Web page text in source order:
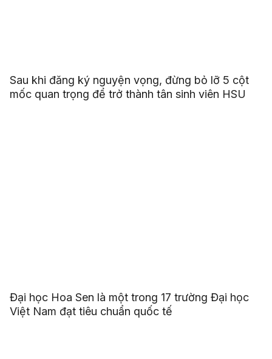
Sau khi đăng ký nguyện vọng, đừng bỏ lỡ 5 cột
mốc quan trọng để trở thành tân sinh viên HSU
Đại học Hoa Sen là một trong 17 trường Đại học
Việt Nam đạt tiêu chuẩn quốc tế